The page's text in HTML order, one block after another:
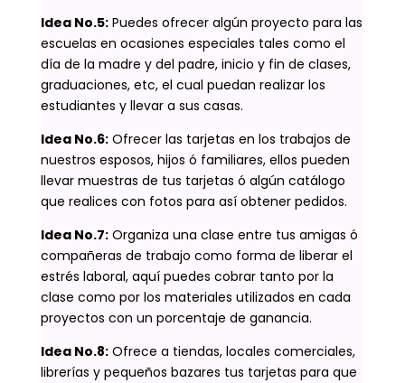
Idea No.5:Puedes ofrecer algún proyecto para las
escuelas en ocasiones especiales tales como el
día de la madre y del padre, inicio y fin de clases,
graduaciones, etc, el cual puedan realizar los
estudiantes y llevar a sus casas.
Idea No.6:Ofrecer las tarjetas en los trabajos de
nuestros esposos, hijos ó familiares, ellos pueden
llevar muestras de tus tarjetas ó algún catálogo
que realices con fotos para así obtener pedidos.
Idea No.7:Organiza una clase entre tus amigas ó
compañeras de trabajo como forma de liberar el
estrés laboral, aquí puedes cobrar tanto por la
clase como por los materiales utilizados en cada
proyectos con un porcentaje de ganancia.
Idea No.8:Ofrece a tiendas, locales comerciales,
librerías y pequeños bazares tus tarjetas para que